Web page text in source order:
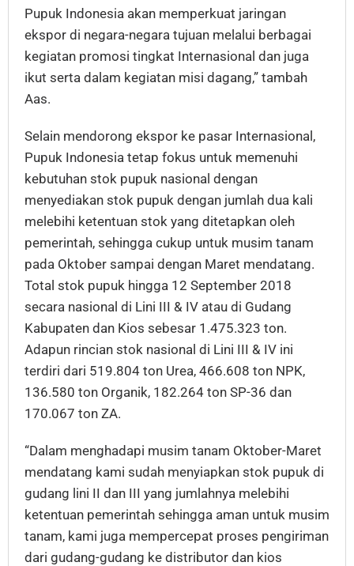
Pupuk Indonesia akan memperkuat jaringan
ekspor di negara-negara tujuan melalui berbagai
kegiatan promosi tingkat Internasional dan juga
ikut serta dalam kegiatan misi dagang,” tambah
Aas.
Selain mendorong ekspor ke pasar Internasional,
Pupuk Indonesia tetap fokus untuk memenuhi
kebutuhan stok pupuk nasional dengan
menyediakan stok pupuk dengan jumlah dua kali
melebihi ketentuan stok yang ditetapkan oleh
pemerintah, sehingga cukup untuk musim tanam
pada Oktober sampai dengan Maret mendatang.
Total stok pupuk hingga 12 September 2018
secara nasional di Lini III & IV atau di Gudang
Kabupaten dan Kios sebesar 1.475.323 ton.
Adapun rincian stok nasional di Lini III & IV ini
terdiri dari 519.804 ton Urea, 466.608 ton NPK,
136.580 ton Organik, 182.264 ton SP-36 dan
170.067 ton ZA.
“Dalam menghadapi musim tanam Oktober-Maret
mendatang kami sudah menyiapkan stok pupuk di
gudang lini II dan III yang jumlahnya melebihi
ketentuan pemerintah sehingga aman untuk musim
tanam, kami juga mempercepat proses pengiriman
dari gudang-gudang ke distributor dan kios